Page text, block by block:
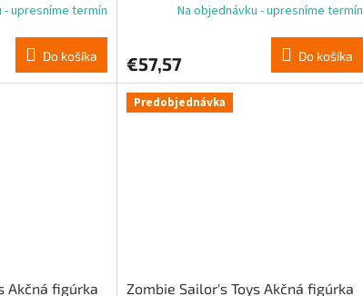
- upresníme termín
Do košíka
Na objednávku - upresníme termín
€57,57 Do košíka
Akčná figúrka
Predobjednávka
Zombie Sailor's Toys Akčná figúrka